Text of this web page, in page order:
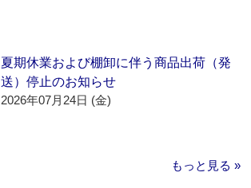
夏期休業および棚卸に伴う商品出荷（発
送）停止のお知らせ
2026年07月24日 (金)
もっと見る »